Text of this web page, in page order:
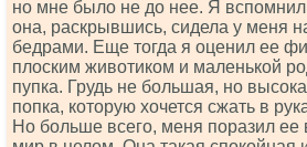
но мне было не до нее. Я вспомнил
она, раскрывшись, сидела у меня
бедрами. Еще тогда я оценил ее
плоским животиком и маленькой
пупка. Грудь не большая, но
попка, которую хочется сжать в
Но больше всего, меня поразил ее